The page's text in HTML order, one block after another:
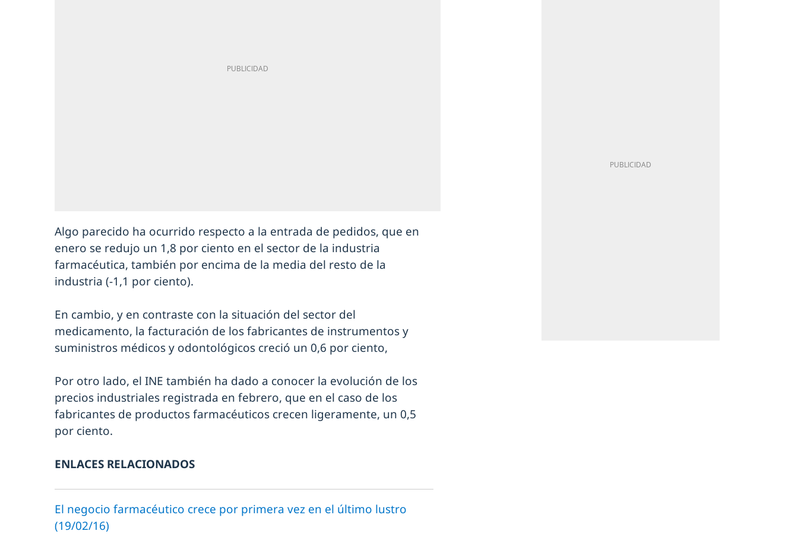
Algo parecido ha ocurrido respecto a la entrada de pedidos, que en
enero se redujo un 1,8 por ciento en el sector de la industria
farmacéutica, también por encima de la media del resto de la
industria (-1,1 por ciento).
En cambio, y en contraste con la situación del sector del
medicamento, la facturación de los fabricantes de instrumentos y
suministros médicos y odontológicos creció un 0,6 por ciento,
Por otro lado, el INE también ha dado a conocer la evolución de los
precios industriales registrada en febrero, que en el caso de los
fabricantes de productos farmacéuticos crecen ligeramente, un 0,5
por ciento.
ENLACES RELACIONADOS
El negocio farmacéutico crece por primera vez en el último lustro
(19/02/16)